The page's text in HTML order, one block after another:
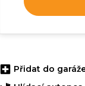
Přidat do